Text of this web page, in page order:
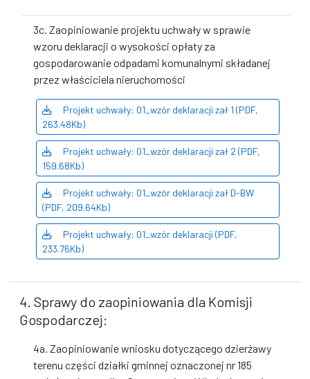
3c. Zaopiniowanie projektu uchwały w sprawie
wzoru deklaracji o wysokości opłaty za
gospodarowanie odpadami komunalnymi składanej
przez właściciela nieruchomości
Projekt uchwały: 01_wzór deklaracji zał 1 (PDF,
263.48Kb)
Projekt uchwały: 01_wzór deklaracji zał 2 (PDF,
159.68Kb)
Projekt uchwały: 01_wzór deklaracji zał D-BW
(PDF, 209.64Kb)
Projekt uchwały: 01_wzór deklaracji (PDF,
233.76Kb)
4. Sprawy do zaopiniowania dla Komisji
Gospodarczej:
4a. Zaopiniowanie wniosku dotyczącego dzierżawy
terenu części działki gminnej oznaczonej nr 185